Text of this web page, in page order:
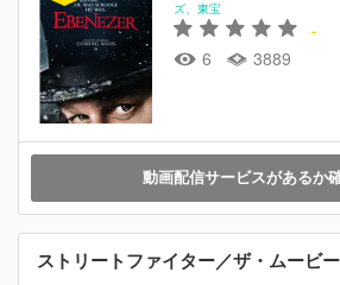
ズ
東宝
-
6 3889
動画配信サービスがあるか
ストリートファイター／ザ・ムービー